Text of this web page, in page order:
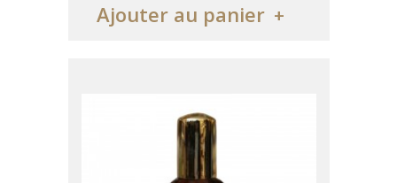
Ajouter au panier